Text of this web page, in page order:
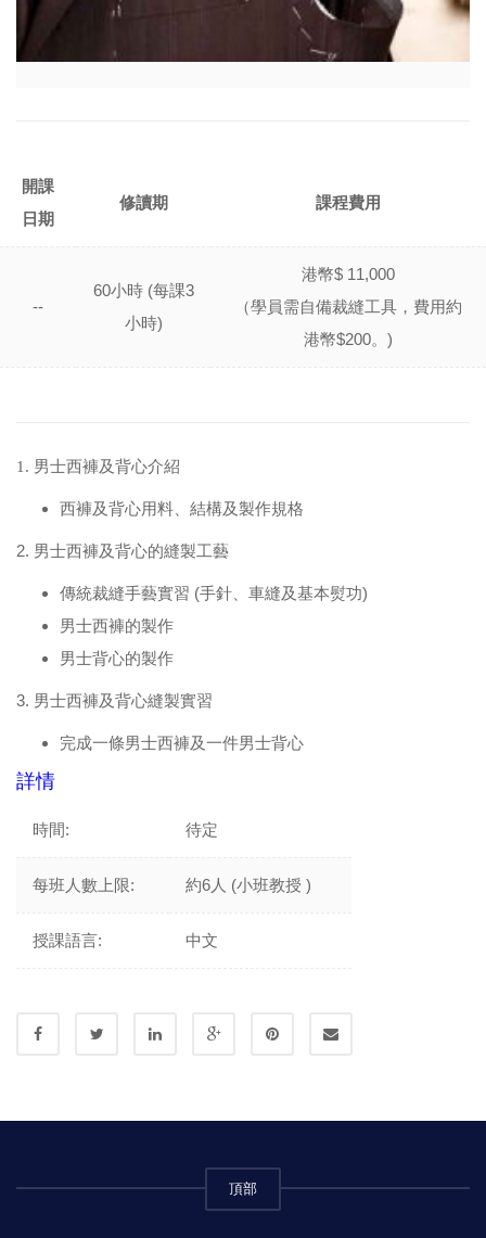
開課
日期
修讀期 課程費用
--
60小時 (每課3
小時)
港幣$ 11,000
（學員需自備裁縫工具，費用約
港幣$200。)
1. 男士西褲及背心介紹
西褲及背心用料、結構及製作規格
2. 男士西褲及背心的縫製工藝
傳統裁縫手藝實習 (手針、車縫及基本熨功)
男士西褲的製作
男士背心的製作
3. 男士西褲及背心縫製實習
完成一條男士西褲及一件男士背心
詳情
時間: 待定
每班人數上限: 約6人 (小班教授 )
授課語言: 中文
頂部